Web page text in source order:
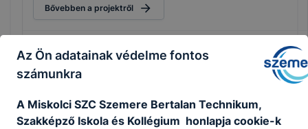
Bővebben a projektről
Csatolt fájlok
barcelona_tanari_beszamoloKI.pdf
Az Ön adatainak védelme fontos
számunkra
A Miskolci SZC Szemere Bertalan Technikum,
Szakképző Iskola és Kollégium honlapja cookie-k